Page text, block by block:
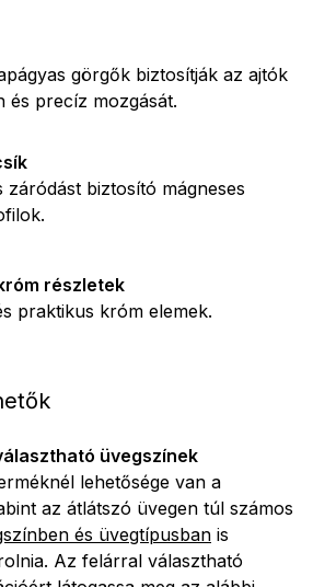
görgők biztosítják az ajtók
és precíz mozgását.
záródást biztosító mágneses
részletek
praktikus króm elemek.
üvegszínek
lehetősége van a
az átlátszó üvegen túl számos
és üvegtípusban is
Az felárral választható